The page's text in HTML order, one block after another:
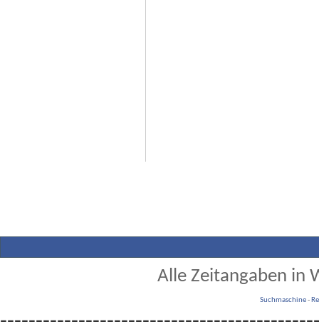
Alle Zeitangaben in
Suchmaschine-